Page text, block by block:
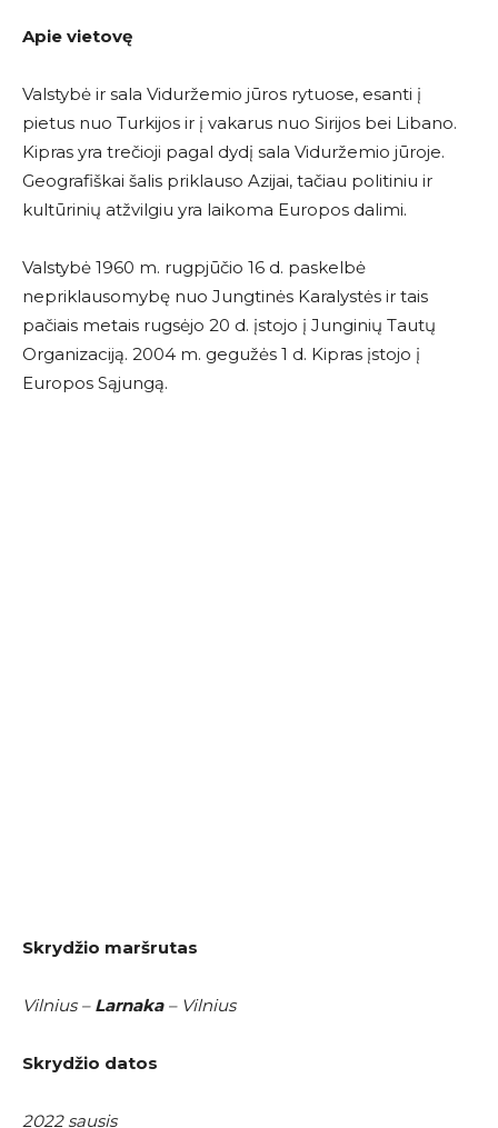
Apie vietovę
Valstybė ir sala Viduržemio jūros rytuose, esanti į
pietus nuo Turkijos ir į vakarus nuo Sirijos bei Libano.
Kipras yra trečioji pagal dydį sala Viduržemio jūroje.
Geografiškai šalis priklauso Azijai, tačiau politiniu ir
kultūrinių atžvilgiu yra laikoma Europos dalimi.
Valstybė 1960 m. rugpjūčio 16 d. paskelbė
nepriklausomybę nuo Jungtinės Karalystės ir tais
pačiais metais rugsėjo 20 d. įstojo į Junginių Tautų
Organizaciją. 2004 m. gegužės 1 d. Kipras įstojo į
Europos Sąjungą.
Skrydžio maršrutas
Vilnius – Larnaka – Vilnius
Skrydžio datos
2022 sausis